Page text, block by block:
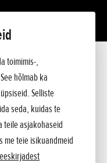
toimimis-,
hõlmab ka
Selliste
seda, kuidas te
teile asjakohaseid
me teie isikuandmeid